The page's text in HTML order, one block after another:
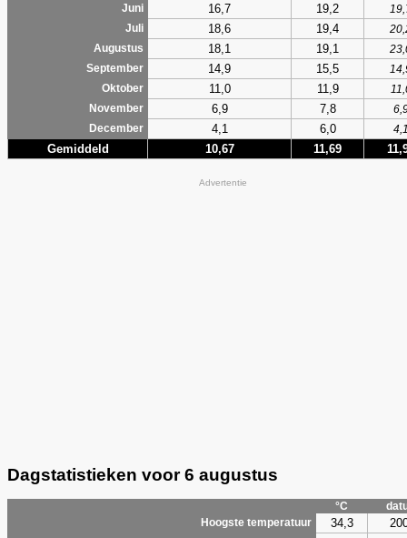
Juni
16,7 19,2
Juli
18,6 19,4
Augustus
18,1 19,1
September
14,9 15,5
Oktober
11,0 11,9
November
6,9 7,8
December
4,1 6,0
Gemiddeld 10,67 11,69
Advertentie
Dagstatistieken voor 6 augustus
°C
Hoogste temperatuur
34,3